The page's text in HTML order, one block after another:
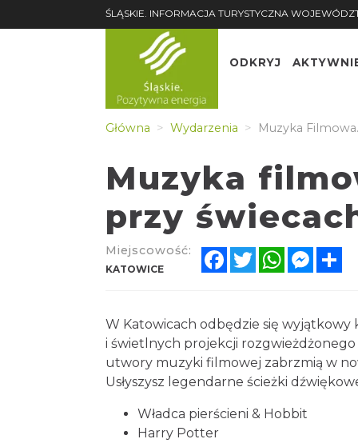
ŚLĄSKIE. INFORMACJA TURYSTYCZNA
ODKRYJ
Główna Wydarzenia Muzyka
Muzyka
przy
Miejscowość:
KATOWICE
FacebookTwitterWhatsApp
W Katowicach odbędzie się wyjątkowy
i świetlnych projekcji
utwory muzyki filmowej zabrzmią w
Usłyszysz legendarne ścieżki
Władca pierścieni & Hobbit
Harry Potter